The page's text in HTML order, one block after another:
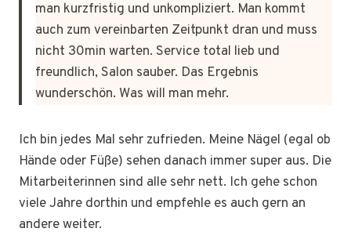
man kurzfristig und unkompliziert. Man kommt
auch zum vereinbarten Zeitpunkt dran und muss
nicht 30min warten. Service total lieb und
freundlich, Salon sauber. Das Ergebnis
wunderschön. Was will man mehr.
Ich bin jedes Mal sehr zufrieden. Meine Nägel (egal ob
Hände oder Füße) sehen danach immer super aus. Die
Mitarbeiterinnen sind alle sehr nett. Ich gehe schon
viele Jahre dorthin und empfehle es auch gern an
andere weiter.